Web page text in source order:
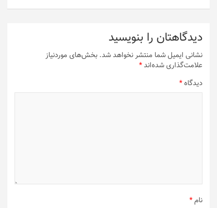
دیدگاهتان را بنویسید
نشانی ایمیل شما منتشر نخواهد شد. بخش‌های موردنیاز
علامت‌گذاری شده‌اند*
دیدگاه*
نام*